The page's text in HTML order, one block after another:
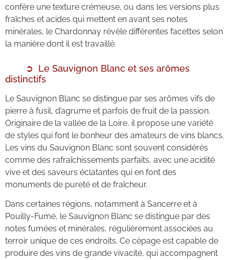
confère une texture crémeuse, ou dans les versions plus
fraîches et acides qui mettent en avant ses notes
minérales, le Chardonnay révèle différentes facettes selon
la manière dont il est travaillé.
Le Sauvignon Blanc et ses arômes
distinctifs
Le Sauvignon Blanc se distingue par ses arômes vifs de
pierre à fusil, d’agrume et parfois de fruit de la passion.
Originaire de la vallée de la Loire, il propose une variété
de styles qui font le bonheur des amateurs de vins blancs.
Les vins du Sauvignon Blanc sont souvent considérés
comme des rafraîchissements parfaits, avec une acidité
vive et des saveurs éclatantes qui en font des
monuments de pureté et de fraîcheur.
Dans certaines régions, notamment à Sancerre et à
Pouilly-Fumé, le Sauvignon Blanc se distingue par des
notes fumées et minérales, régulièrement associées au
terroir unique de ces endroits. Ce cépage est capable de
produire des vins de grande vivacité, qui accompagnent